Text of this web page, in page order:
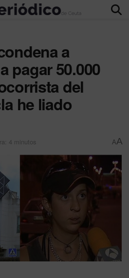
a
pagar 50.000
del
he liado
4 minutos AA